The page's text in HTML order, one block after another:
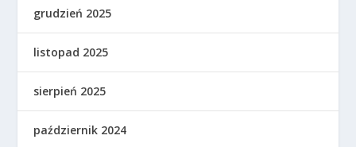
grudzień 2025
listopad 2025
sierpień 2025
październik 2024